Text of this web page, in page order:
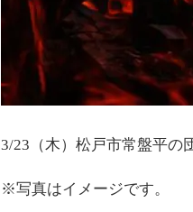
3/23（木）松戸市常盤平の
※写真はイメージです。